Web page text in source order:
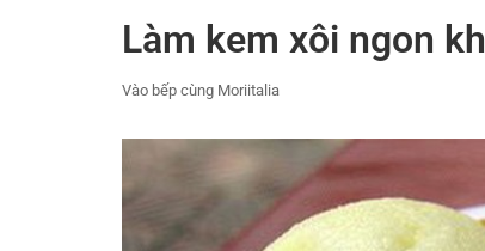
Làm kem xôi ngon
Vào bếp cùng Moriitalia